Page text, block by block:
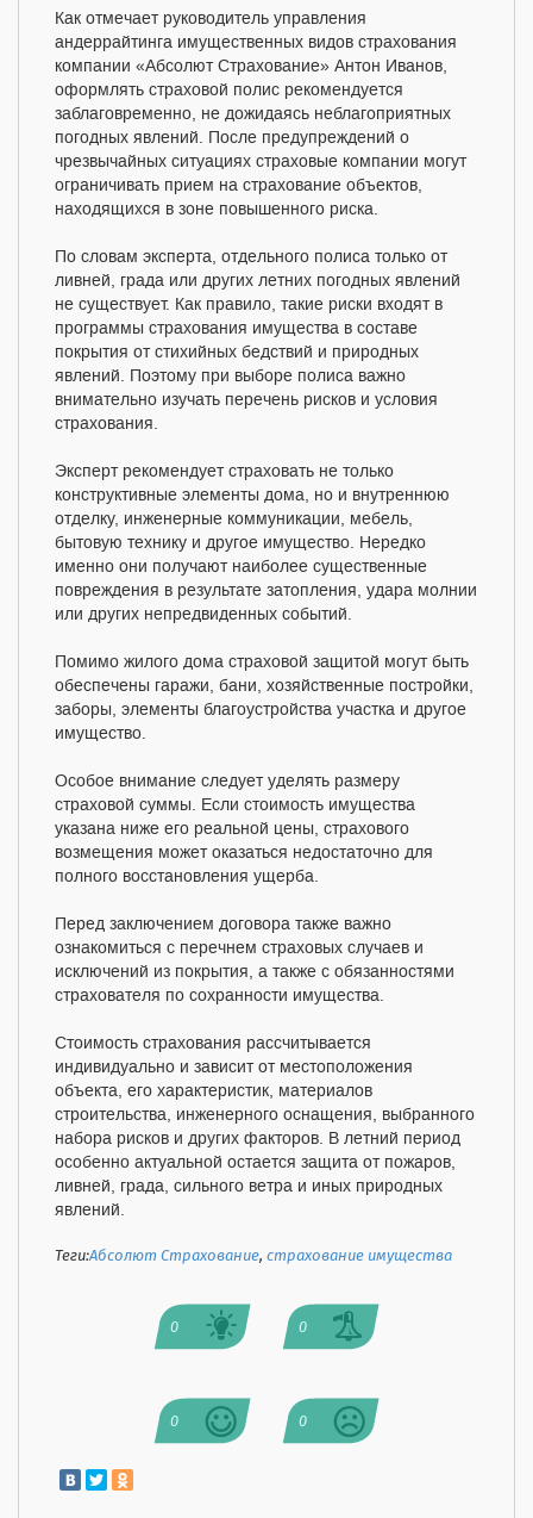
Как отмечает руководитель управления
андеррайтинга имущественных видов страхования
компании «Абсолют Страхование» Антон Иванов,
оформлять страховой полис рекомендуется
заблаговременно, не дожидаясь неблагоприятных
погодных явлений. После предупреждений о
чрезвычайных ситуациях страховые компании могут
ограничивать прием на страхование объектов,
находящихся в зоне повышенного риска.
По словам эксперта, отдельного полиса только от
ливней, града или других летних погодных явлений
не существует. Как правило, такие риски входят в
программы страхования имущества в составе
покрытия от стихийных бедствий и природных
явлений. Поэтому при выборе полиса важно
внимательно изучать перечень рисков и условия
страхования.
Эксперт рекомендует страховать не только
конструктивные элементы дома, но и внутреннюю
отделку, инженерные коммуникации, мебель,
бытовую технику и другое имущество. Нередко
именно они получают наиболее существенные
повреждения в результате затопления, удара молнии
или других непредвиденных событий.
Помимо жилого дома страховой защитой могут быть
обеспечены гаражи, бани, хозяйственные постройки,
заборы, элементы благоустройства участка и другое
имущество.
Особое внимание следует уделять размеру
страховой суммы. Если стоимость имущества
указана ниже его реальной цены, страхового
возмещения может оказаться недостаточно для
полного восстановления ущерба.
Перед заключением договора также важно
ознакомиться с перечнем страховых случаев и
исключений из покрытия, а также с обязанностями
страхователя по сохранности имущества.
Стоимость страхования рассчитывается
индивидуально и зависит от местоположения
объекта, его характеристик, материалов
строительства, инженерного оснащения, выбранного
набора рисков и других факторов. В летний период
особенно актуальной остается защита от пожаров,
ливней, града, сильного ветра и иных природных
явлений.
Теги:Абсолют Страхование,страхование имущества
0 0
0 0